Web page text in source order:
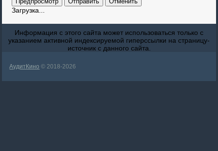
Загрузка...
Информация с этого сайта может использоваться только с
указанием активной индексируемой гиперссылки на страницу-
источник с данного сайта.
АудитКино © 2018-2026